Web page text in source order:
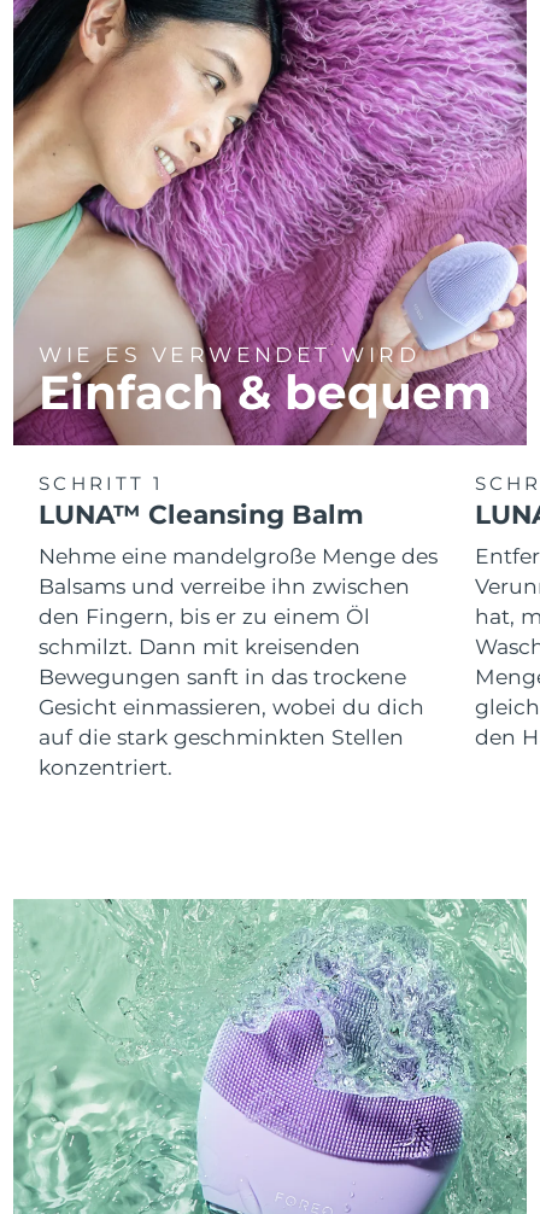
WIE ES VERWENDET WIRD
Einfach & bequem
SCHRITT 1
LUNA™ Cleansing Balm
Nehme eine mandelgroße Menge des
Balsams und verreibe ihn zwischen
den Fingern, bis er zu einem Öl
schmilzt. Dann mit kreisenden
Bewegungen sanft in das trockene
Gesicht einmassieren, wobei du dich
auf die stark geschminkten Stellen
konzentriert.
hat,
den